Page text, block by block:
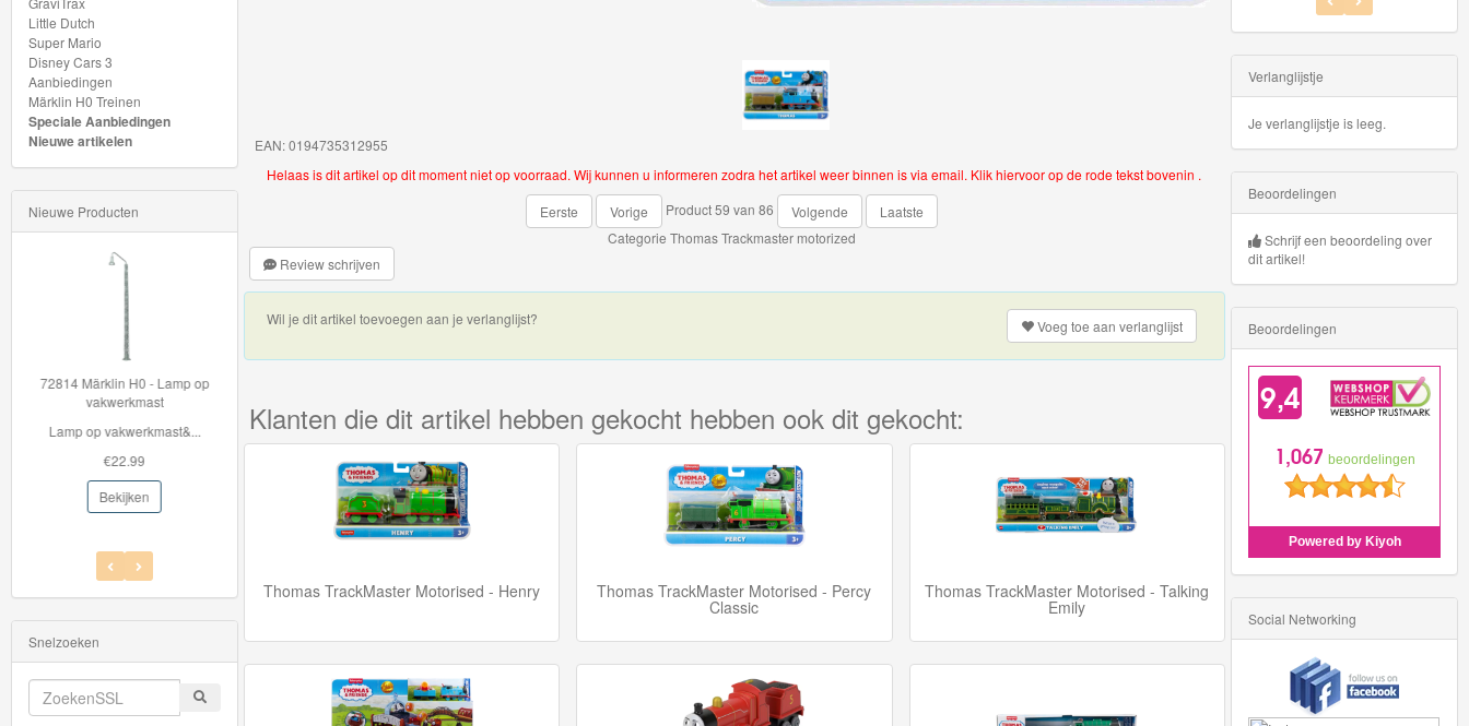
Thomas
Trackmaster
motorized
Nieuwe
artikelen
2025
Startsets
Voertuigen
collectie
Trackmaster
Push
Along
Thomas
de
EAN: 0194735312955
Helaas is dit artikel op dit moment niet op voorraad. Wij kunnen u informeren zodra het artikel weer binnen is via email. Klik hiervoor op de rode tekst bovenin .
Eerste
Vorige Product 59 van 86 Volgende
Laatste
Categorie Thomas Trackmaster motorized
Review schrijven
Wil je dit artikel toevoegen aan je verlanglijst? Voeg toe aan verlanglijst
Klanten die dit artikel hebben gekocht hebben ook dit gekocht:
Thomas TrackMaster Motorised - Henry Thomas TrackMaster Motorised - Percy
Classic
Thomas TrackMaster Motorised - Talking
Emily
Little Dutch
Super Mario
Disney Cars 3
Aanbiedingen
Märklin H0 Treinen
Speciale Aanbiedingen
Nieuwe artikelen
Nieuwe Producten
BJT104 Houten Rails - BIgjigs
Mini rails 8 stuks
Breid en varieer je ...
€7.99
Bekijken
Snelzoeken
Verlanglijstje
Je verlanglijstje is leeg.
Beoordelingen
Schrijf een beoordeling over
dit artikel!
Beoordelingen
Social Networking